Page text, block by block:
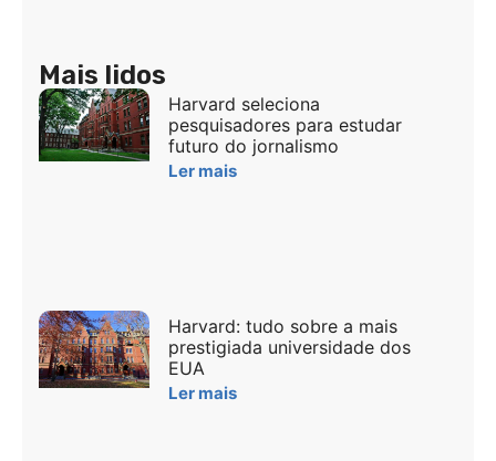
Mais lidos
Harvard seleciona
pesquisadores para estudar
futuro do jornalismo
Ler mais
Harvard: tudo sobre a mais
prestigiada universidade dos
EUA
Ler mais